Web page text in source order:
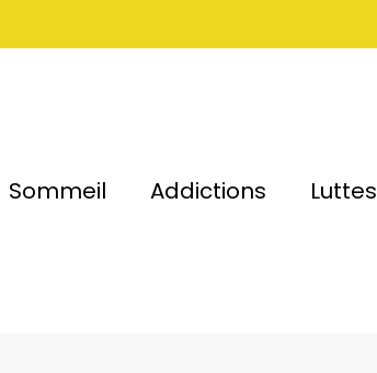
Sommeil Addictions Luttes